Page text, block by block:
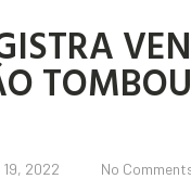
2022 No